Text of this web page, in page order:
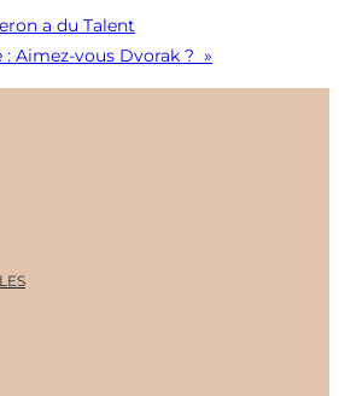
a du Talent
: Aimez-vous Dvorak ? »